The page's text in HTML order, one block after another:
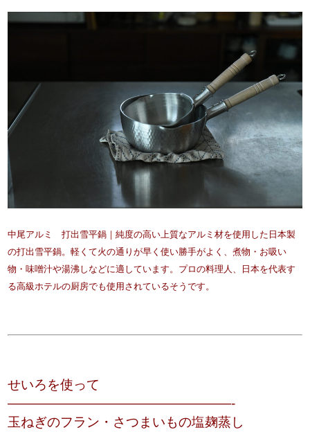
中尾アルミ 打出雪平鍋｜純度の高い上質なアルミ材を使用した日本製
の打出雪平鍋。軽くて火の通りが早く使い勝手がよく、煮物・お吸い
物・味噌汁や湯沸しなどに適しています。プロの料理人、日本を代表す
る高級ホテルの厨房でも使用されているそうです。
せいろを使って
—————————————————-
玉ねぎのフラン・さつまいもの塩麹蒸し